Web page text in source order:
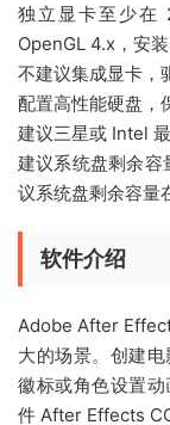
独立显卡至少在
OpenGL 4.x，安
不建议集成显卡，
配置高性能硬盘，
建议三星或 Intel
建议系统盘剩余容
议系统盘剩余容量
软件介绍
Adobe After
大的场景。创建
徽标或角色设置
件 After Effects